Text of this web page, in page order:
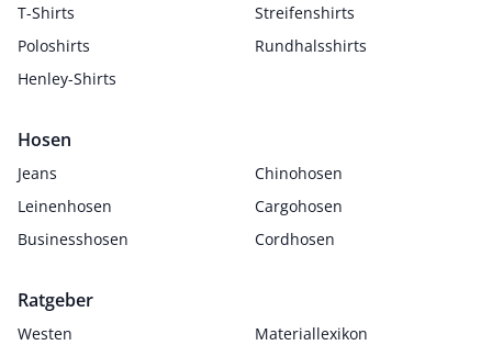
T-Shirts
Streifenshirts
Poloshirts
Rundhalsshirts
Henley-Shirts
Hosen
Jeans
Chinohosen
Leinenhosen
Cargohosen
Businesshosen
Cordhosen
Ratgeber
Westen
Materiallexikon